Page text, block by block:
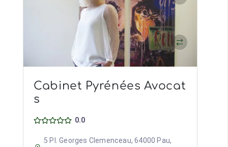
Cabinet Pyrénées Avocat
s
0.0
5 Pl. Georges Clemenceau, 64000 Pau,